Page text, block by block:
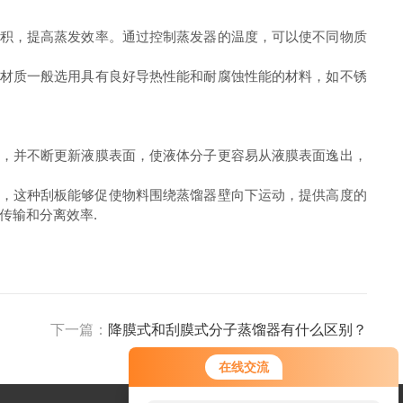
在线交流
，提高蒸发效率。通过控制蒸发器的温度，可以使不同物质
质一般选用具有良好导热性能和耐腐蚀性能的材料，如不锈
不断更新液膜表面，使液体分子更容易从液膜表面逸出，
这种刮板能够促使物料围绕蒸馏器壁向下运动，提供高度的
输和分离效率.
下一篇： 降膜式和刮膜式分子蒸馏器有什么区别？